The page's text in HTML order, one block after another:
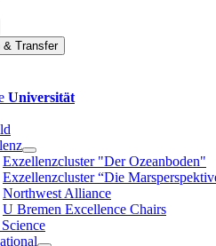
& Transfer
Universität
Exzellenzcluster "Der Ozeanboden"
Exzellenzcluster “Die
Northwest Alliance
U Bremen Excellence Chairs